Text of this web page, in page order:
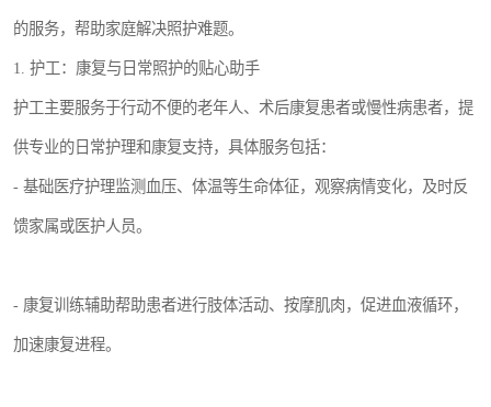
的服务，帮助家庭解决照护难题。
1. 护工：康复与日常照护的贴心助手
护工主要服务于行动不便的老年人、术后康复患者或慢性病患者，提
供专业的日常护理和康复支持，具体服务包括：
- 基础医疗护理监测血压、体温等生命体征，观察病情变化，及时反
馈家属或医护人员。
- 康复训练辅助帮助患者进行肢体活动、按摩肌肉，促进血液循环，
加速康复进程。